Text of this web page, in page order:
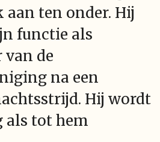
aan ten onder. Hij
functie als
de
na een
Hij wordt
als tot hem